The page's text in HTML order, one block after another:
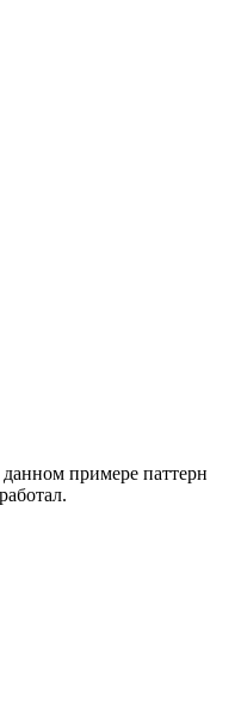
примере паттерн